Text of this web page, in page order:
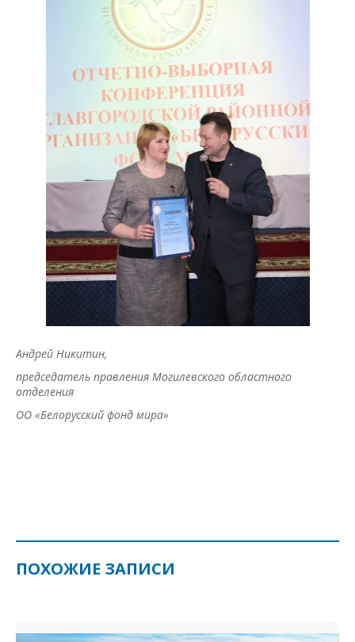
Андрей Никитин,
председатель правления Могилевского областного
отделения
ОО «Белорусский фонд мира»
ПОХОЖИЕ ЗАПИСИ